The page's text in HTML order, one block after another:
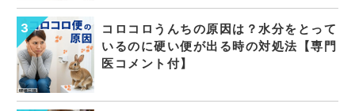
コロコロうんちの原因は？水分をとって
いるのに硬い便が出る時の対処法【専門
医コメント付】